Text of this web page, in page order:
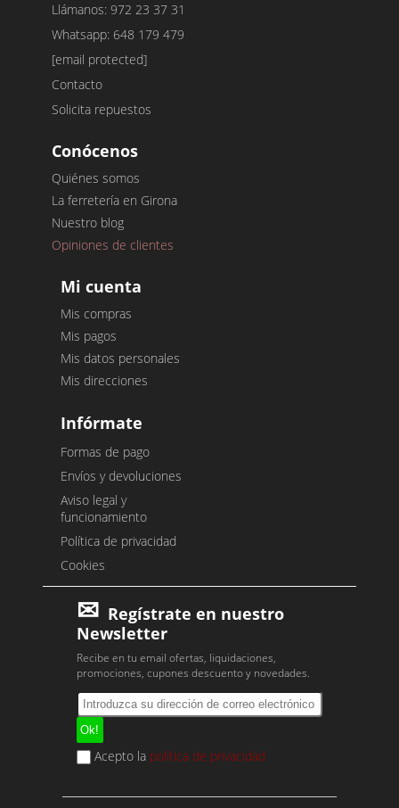
Llámanos: 972 23 37 31
Whatsapp: 648 179 479
[email protected]
Contacto
Solicita repuestos
Conócenos
Quiénes somos
La ferretería en Girona
Nuestro blog
Opiniones de clientes
Mi cuenta
Mis compras
Mis pagos
Mis datos personales
Mis direcciones
Infórmate
Formas de pago
Envíos y devoluciones
Aviso legal y
funcionamiento
Política de privacidad
Cookies
Regístrate en nuestro
Newsletter
Recibe en tu email ofertas, liquidaciones,
promociones, cupones descuento y novedades.
Acepto la política de privacidad